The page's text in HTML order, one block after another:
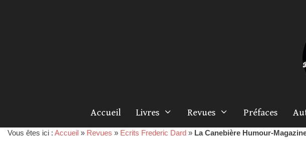
Accueil Livres Revues Préfaces
Vous êtes ici : Accueil » Revues » Ecrits Frederic Dard » La Canebière Humour-